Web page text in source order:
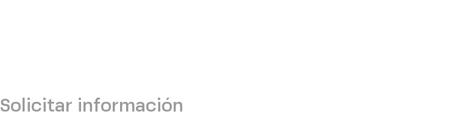
Solicitar información